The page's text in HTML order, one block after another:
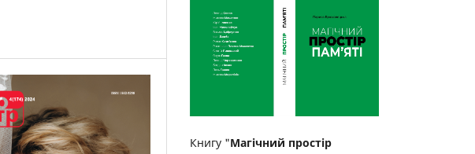
Книгу "Магічний простір